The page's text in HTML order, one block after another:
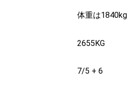
体重は1840kg
2655KG
7/5 + 6